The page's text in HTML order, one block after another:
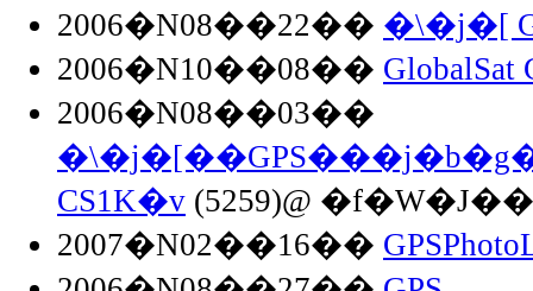
2006�N08��22�� �\�j�[
2006�N10��08�� GlobalSat
2006�N08��03��
CS1K�v (5259)@ �f�W�J��
2007�N02��16��